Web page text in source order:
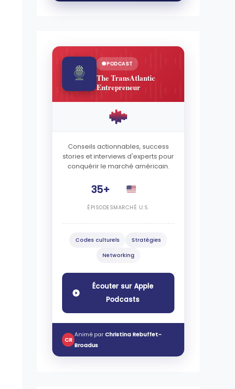
PODCAST
The TransAtlantic
Entrepreneur
Conseils actionnables, success
stories et interviews d'experts pour
conquérir le marché américain.
35+
ÉPISODESMARCHÉ U.S.
Codes culturels Stratégies
Networking
Écouter sur Apple
Podcasts
CR
Animé parChristina Rebuffet-
Broadus